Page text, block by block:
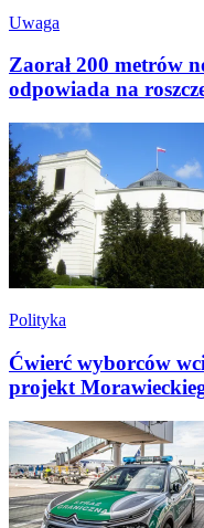
Uwaga
Zaorał 200 metrów
odpowiada na
Polityka
Ćwierć wyborców
projekt